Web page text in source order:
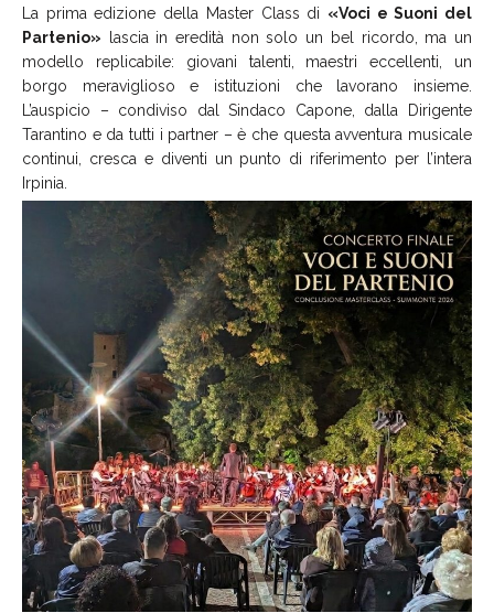
La prima edizione della Master Class di «Voci e Suoni del
Partenio» lascia in eredità non solo un bel ricordo, ma un
modello replicabile: giovani talenti, maestri eccellenti, un
borgo meraviglioso e istituzioni che lavorano insieme.
L’auspicio – condiviso dal Sindaco Capone, dalla Dirigente
Tarantino e da tutti i partner – è che questa avventura musicale
continui, cresca e diventi un punto di riferimento per l’intera
Irpinia.